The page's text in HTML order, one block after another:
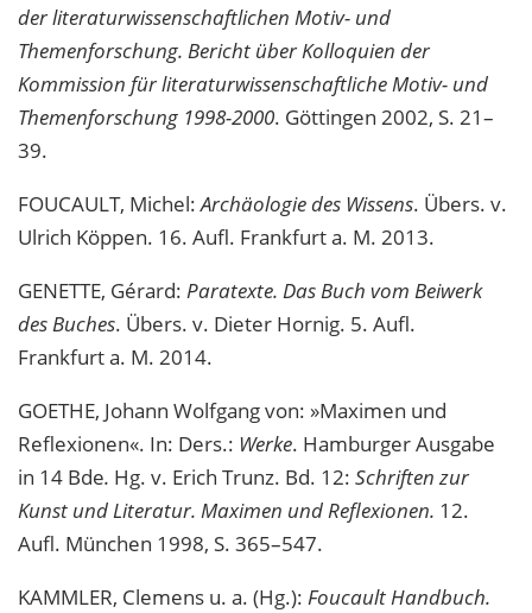
der literaturwissenschaftlichen Motiv- und
Themenforschung. Bericht über Kolloquien der
Kommission für literaturwissenschaftliche Motiv- und
Themenforschung 1998-2000. Göttingen 2002, S. 21–
39.
FOUCAULT, Michel:Archäologie des Wissens. Übers. v.
Ulrich Köppen. 16. Aufl. Frankfurt a. M. 2013.
GENETTE, Gérard: Paratexte. Das Buch vom Beiwerk
des Buches. Übers. v. Dieter Hornig. 5. Aufl.
Frankfurt a. M. 2014.
GOETHE, Johann Wolfgang von: »Maximen und
Reflexionen«. In: Ders.: Werke. Hamburger Ausgabe
in 14 Bde. Hg. v. Erich Trunz. Bd. 12: Schriften zur
Kunst und Literatur. Maximen und Reflexionen. 12.
Aufl. München 1998, S. 365–547.
KAMMLER, Clemens u. a. (Hg.): Foucault Handbuch.